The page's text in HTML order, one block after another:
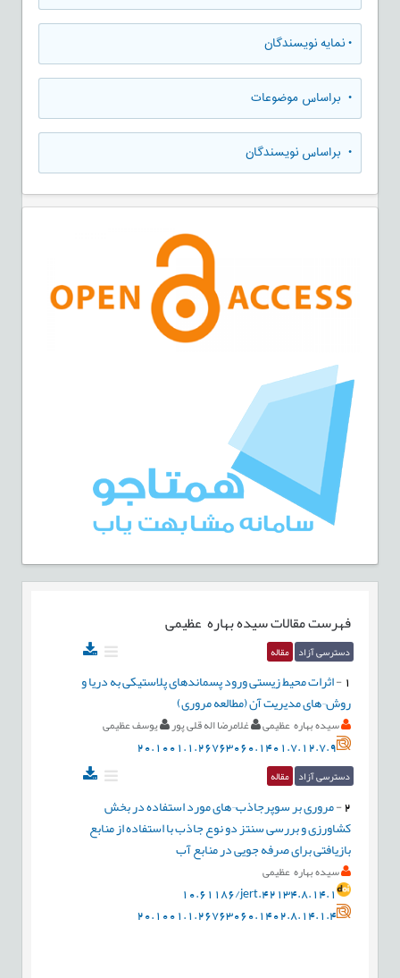
•نمایه نویسندگان
• براساس موضوعات
• براساس نویسندگان
فهرست مقالاتسیده بهاره عظیمی
دسترسی آزاد مقاله
-اثرات محیط زیستی ورود پسماندهای پلاستیکی به دریا و
روش¬های مدیریت آن (مطالعه مروری)
سیده بهاره عظیمی غلامرضا اله قلی پور یوسف عظیمی
20.1001.1.26763060.1401.7.12.7.9
دسترسی آزاد مقاله
2
-مروری بر سوپرجاذب¬های مورد استفاده در بخش
کشاورزی و بررسی سنتز دو نوع جاذب با استفاده از منابع
بازیافتی برای صرفه جویی در منابع آب
سیده بهاره عظیمی
10.61186/jert.42134.8.14.1
20.1001.1.26763060.1402.8.14.1.4